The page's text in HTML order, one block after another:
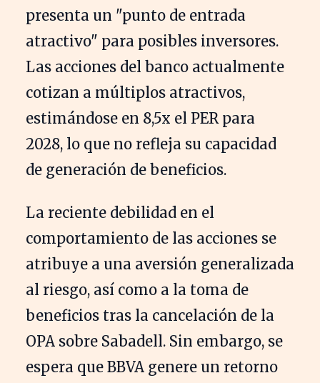
presenta un "punto de entrada
atractivo" para posibles inversores.
Las acciones del banco actualmente
cotizan a múltiplos atractivos,
estimándose en 8,5x el PER para
2028, lo que no refleja su capacidad
de generación de beneficios.
La reciente debilidad en el
comportamiento de las acciones se
atribuye a una aversión generalizada
al riesgo, así como a la toma de
beneficios tras la cancelación de la
OPA sobre Sabadell. Sin embargo, se
espera que BBVA genere un retorno